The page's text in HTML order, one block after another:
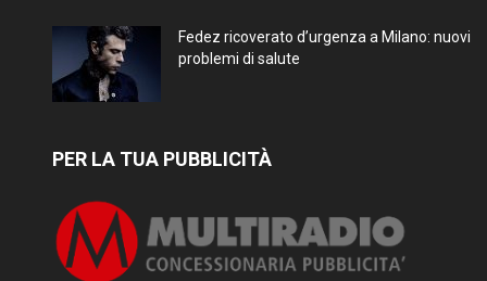
Fedez ricoverato d’urgenza a Milano: nuovi
problemi di salute
PER LA TUA PUBBLICITÀ